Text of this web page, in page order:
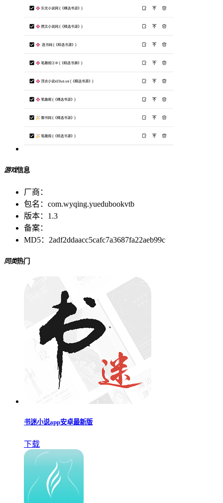
游戏信息
厂商：
包名： com.wyqing.yuedubookvtb
版本： 1.3
备案：
MD5： 2adf2ddaacc5cafc7a3687fa22aeb99c
同类热门
书迷小说app安卓最新版
下载